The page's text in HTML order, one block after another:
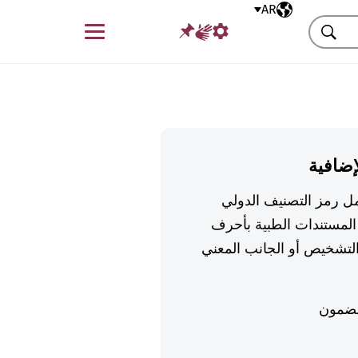
اللغة المختارةAR
قائمة
بحث
رمز التصنيف الدولي
الطبية بأحرف
أو الجانب المعني